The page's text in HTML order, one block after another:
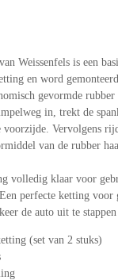
Weissenfels is een
en word
gevormde rubber
in, trekt de
voorzijde. Vervolgens
van de rubber
volledig klaar voor
perfecte ketting voor
de auto uit te stappen
(set van 2 stuks)